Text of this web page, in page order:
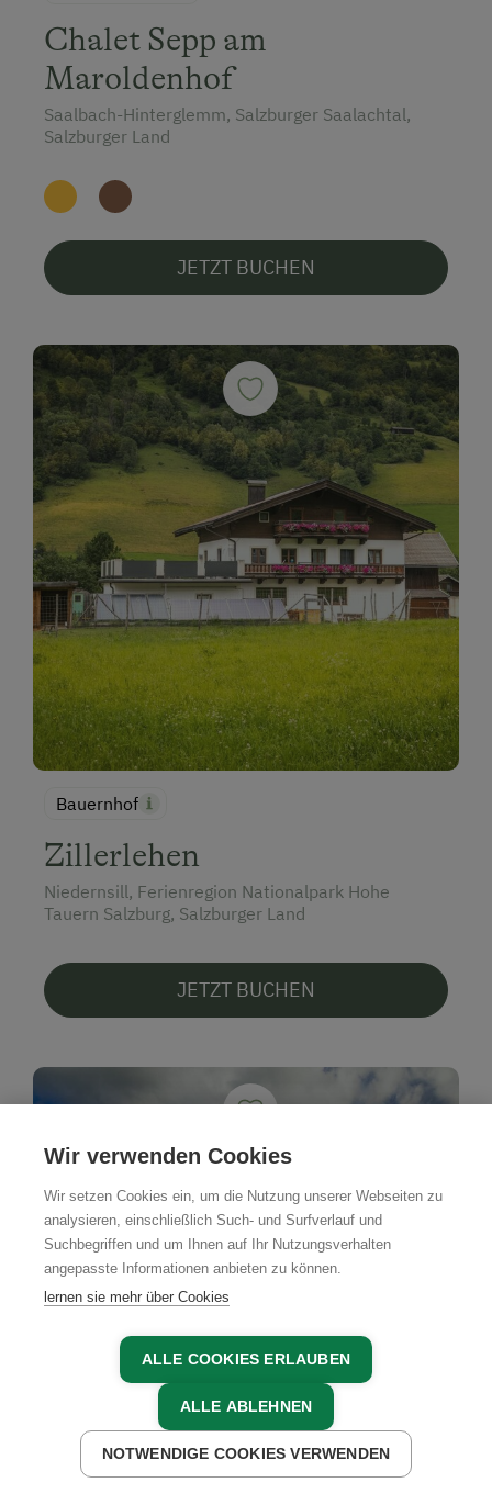
Chalet Sepp am
Maroldenhof
Saalbach-Hinterglemm, Salzburger Saalachtal,
Salzburger Land
JETZT BUCHEN
Bauernhof
Zillerlehen
Niedernsill, Ferienregion Nationalpark Hohe
Tauern Salzburg, Salzburger Land
JETZT BUCHEN
JETZT ANFRAGEN
Wir verwenden Cookies
Wir setzen Cookies ein, um die Nutzung unserer Webseiten zu
analysieren, einschließlich Such- und Surfverlauf und
Suchbegriffen und um Ihnen auf Ihr Nutzungsverhalten
angepasste Informationen anbieten zu können.
lernen sie mehr über Cookies
ALLE COOKIES ERLAUBEN
ALLE ABLEHNEN
NOTWENDIGE COOKIES VERWENDEN